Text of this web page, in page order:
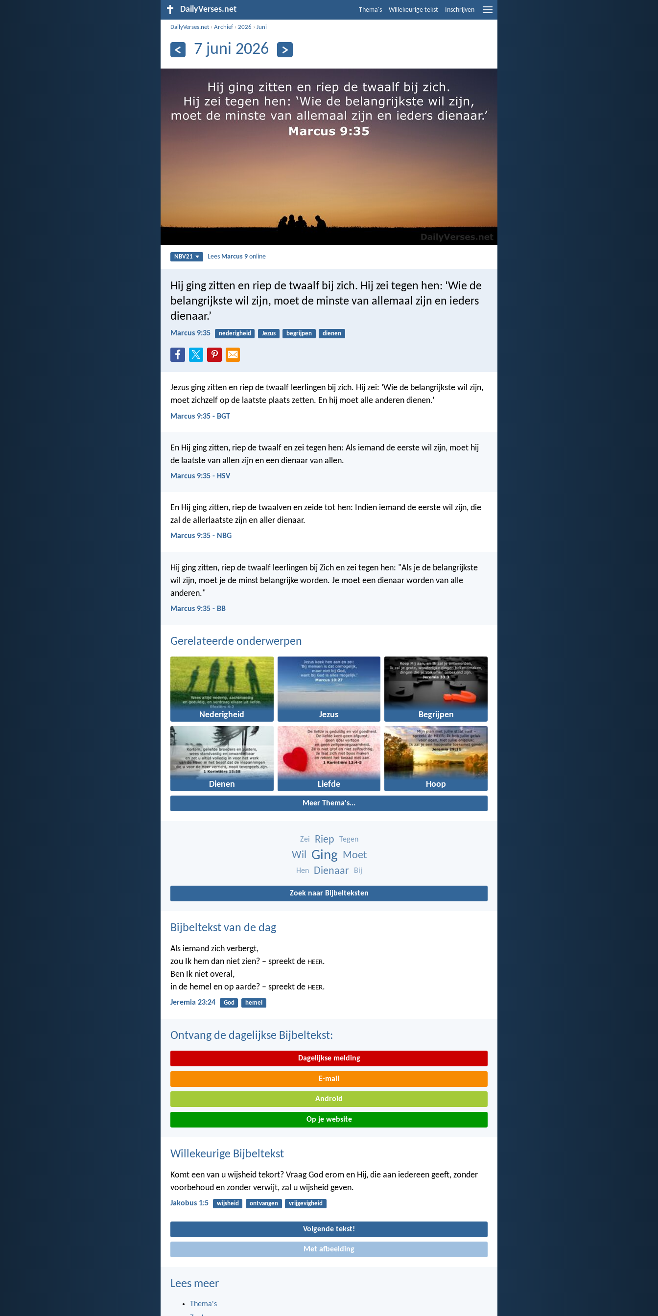
DailyVerses.net Thema's Willekeurige tekst Inschrijven
DailyVerses.net ›Archief ›2026 ›Juni
7 juni 2026
NBV21 Lees Marcus 9 online
Hij ging zitten en riep de twaalf bij zich. Hij zei tegen hen: ‘Wie de
belangrijkste wil zijn, moet de minste van allemaal zijn en ieders
dienaar.’
Marcus 9:35 nederigheid Jezus begrijpen dienen
Jezus ging zitten en riep de twaalf leerlingen bij zich. Hij zei: ‘Wie de belangrijkste wil zijn,
moet zichzelf op de laatste plaats zetten. En hij moet alle anderen dienen.’
Marcus 9:35 - BGT
En Hij ging zitten, riep de twaalf en zei tegen hen: Als iemand de eerste wil zijn, moet hij
de laatste van allen zijn en een dienaar van allen.
Marcus 9:35 - HSV
En Hij ging zitten, riep de twaalven en zeide tot hen: Indien iemand de eerste wil zijn, die
zal de allerlaatste zijn en aller dienaar.
Marcus 9:35 - NBG
Hij ging zitten, riep de twaalf leerlingen bij Zich en zei tegen hen: "Als je de belangrijkste
wil zijn, moet je de minst belangrijke worden. Je moet een dienaar worden van alle
anderen."
Marcus 9:35 - BB
Gerelateerde onderwerpen
Nederigheid Jezus Begrijpen
Dienen Liefde Hoop
Meer Thema's...
Zei Riep Tegen
Wil Ging Moet
Hen Dienaar Bij
Zoek naar Bijbelteksten
Bijbeltekst van de dag
Als iemand zich verbergt,
zou Ik hem dan niet zien? – spreekt de HEER.
Ben Ik niet overal,
in de hemel en op aarde? – spreekt de HEER.
Jeremia 23:24 God hemel
Ontvang de dagelijkse Bijbeltekst:
Dagelijkse melding
E-mail
Android
Op je website
Willekeurige Bijbeltekst
Komt een van u wijsheid tekort? Vraag God erom en Hij, die aan iedereen geeft, zonder
voorbehoud en zonder verwijt, zal u wijsheid geven.
Jakobus 1:5 wijsheid ontvangen vrijgevigheid
Volgende tekst!
Met afbeelding
Lees meer
Thema's